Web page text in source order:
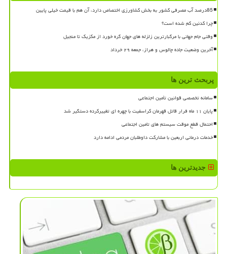
85درصد آب مصرفی کشور به بخش کشاورزی اختصاص دارد، آن هم با قیمت خیلی پایین
چرا کدئین کم شده است؟
وقتی جام جهانی با مرگبارترین زلزله های جهان گره خورد از مکزیک تا منجیل
آخرین وضعیت جاده چالوس و هراز، جمعه ۲۹ خرداد
پربحث ترین ها
سامانه تخصصی قوانین تأمین اجتماعی
پایان ۱۱ ماه فرار قاتل قهرمان کراسفیت با چهره ای تغییرکرده دستگیر شد
احتمال قطع موقت سیستم های تامین اجتماعی
خدمات درمانی اربعین با مشارکت داوطلبان مردمی ادامه دارد
جدیدترین ها